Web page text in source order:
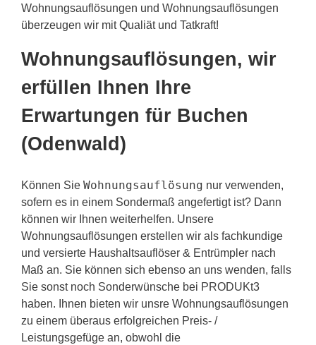
Wohnungsauflösungen und Wohnungsauflösungen
überzeugen wir mit Qualiät und Tatkraft!
Wohnungsauflösungen, wir
erfüllen Ihnen Ihre
Erwartungen für Buchen
(Odenwald)
Können Sie Wohnungsauflösung nur verwenden,
sofern es in einem Sondermaß angefertigt ist? Dann
können wir Ihnen weiterhelfen. Unsere
Wohnungsauflösungen erstellen wir als fachkundige
und versierte Haushaltsauflöser & Entrümpler nach
Maß an. Sie können sich ebenso an uns wenden, falls
Sie sonst noch Sonderwünsche bei PRODUKt3
haben. Ihnen bieten wir unsre Wohnungsauflösungen
zu einem überaus erfolgreichen Preis- /
Leistungsgefüge an, obwohl die